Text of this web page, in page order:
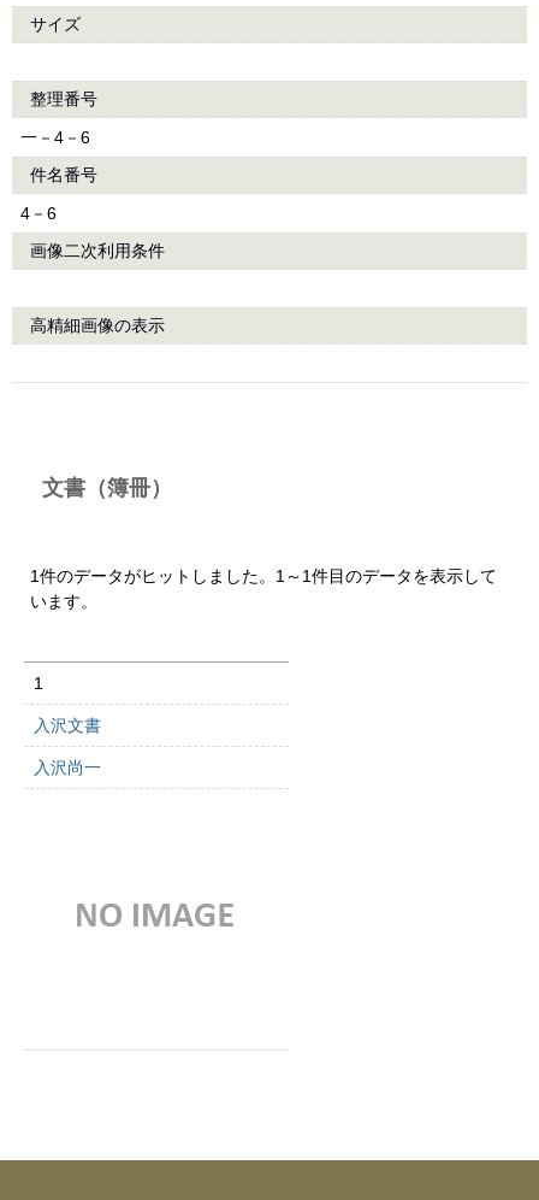
サイズ
整理番号
一－4－6
件名番号
4－6
画像二次利用条件
高精細画像の表示
文書（簿冊）
1件のデータがヒットしました。1～1件目のデータを表示して
います。
1
入沢文書
入沢尚一